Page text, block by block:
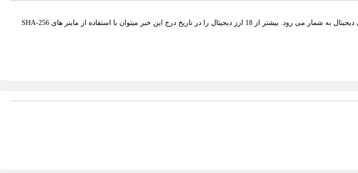
الگوریتم SHA-256 یکی از پر کاربرد ترین الگوریتم های مورد استفاده در رمز نگاری داده و استخراج ارز های دیجیتال به شمار می رود. بیشتر از 18 ارز دیجیتال را در تاریخ درج این خبر میتوان با استفاده از ماینر های SHA-256